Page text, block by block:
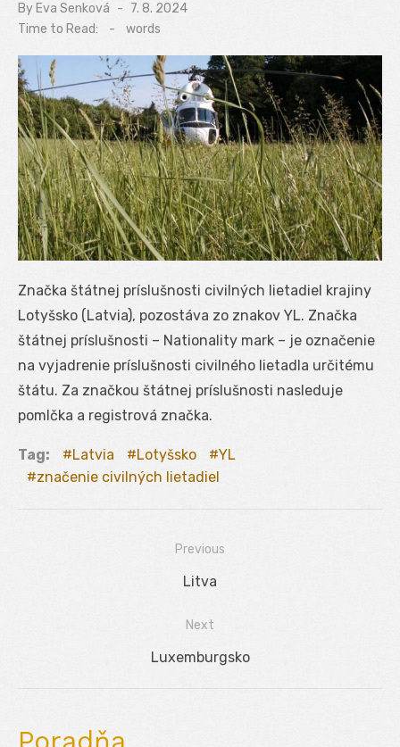
By Eva Senková
Posted
on
7. 8. 2024
Time to Read:
- words
Značka štátnej príslušnosti civilných lietadiel krajiny
Lotyšsko (Latvia), pozostáva zo znakov YL. Značka
štátnej príslušnosti – Nationality mark – je označenie
na vyjadrenie príslušnosti civilného lietadla určitému
štátu. Za značkou štátnej príslušnosti nasleduje
pomlčka a registrová značka.
Tag: Latvia Lotyšsko
YL
značenie civilných lietadiel
Previous
Previous
Litva
Next
Next
Luxemburgsko